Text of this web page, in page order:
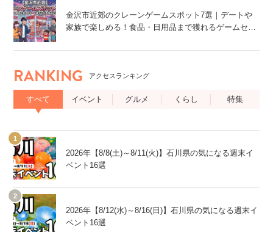
金沢市近郊のクレーンゲームスポット7選｜デートや
家族で楽しめる！食品・日用品まで獲れるゲームセン
RANKING アクセスランキング
すべて イベント グルメ くらし 特集
2026年【8/8(土)～8/11(火)】石川県の気になる週末イ
ベント16選
2026年【8/12(水)～8/16(日)】石川県の気になる週末イ
ベント16選